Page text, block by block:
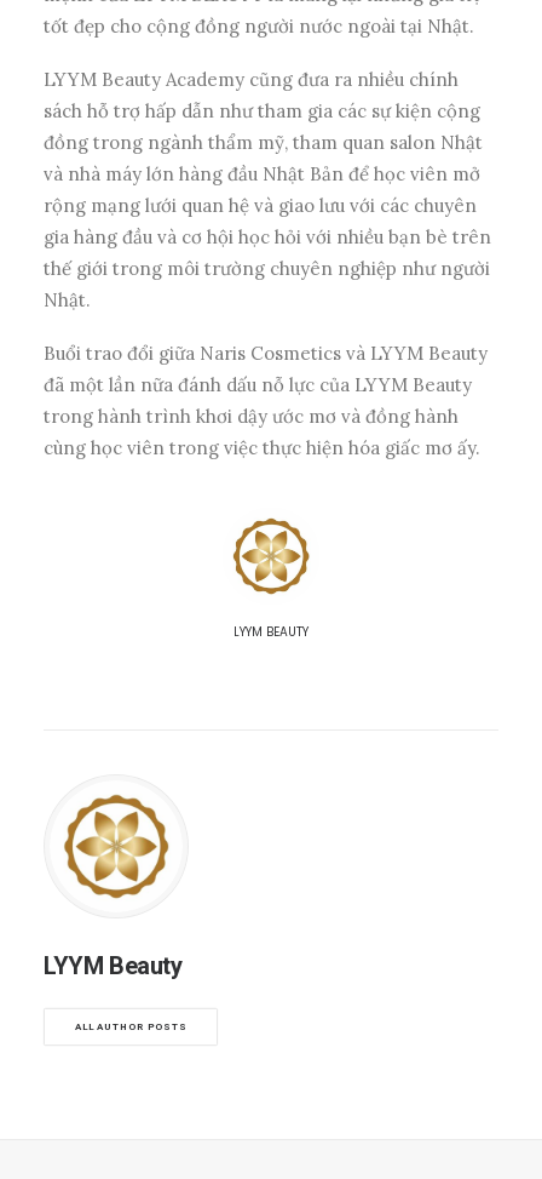
LYYM BEAUTY
tốt đẹp cho cộng đồng người nước ngoài tại Nhật.
LYYM Beauty Academy cũng đưa ra nhiều chính
sách hỗ trợ hấp dẫn như tham gia các sự kiện cộng
đồng trong ngành thẩm mỹ, tham quan salon Nhật
và nhà máy lớn hàng đầu Nhật Bản để học viên mở
rộng mạng lưới quan hệ và giao lưu với các chuyên
gia hàng đầu và cơ hội học hỏi với nhiều bạn bè trên
thế giới trong môi trường chuyên nghiệp như người
Nhật.
Buổi trao đổi giữa Naris Cosmetics và LYYM Beauty
đã một lần nữa đánh dấu nỗ lực của LYYM Beauty
trong hành trình khơi dậy ước mơ và đồng hành
cùng học viên trong việc thực hiện hóa giấc mơ ấy.
LYYM Beauty
ALL AUTHOR POSTS